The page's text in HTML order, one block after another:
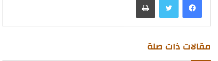
مقالات ذات صلة